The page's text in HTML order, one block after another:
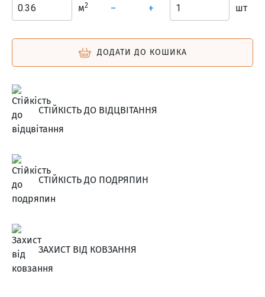
м2 – + шт
ДОДАТИ ДО КОШИКА
СТІЙКІСТЬ ДО ВІДЦВІТАННЯ
СТІЙКІСТЬ ДО ПОДРЯПИН
ЗАХИСТ ВІД КОВЗАННЯ